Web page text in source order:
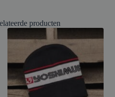
producten